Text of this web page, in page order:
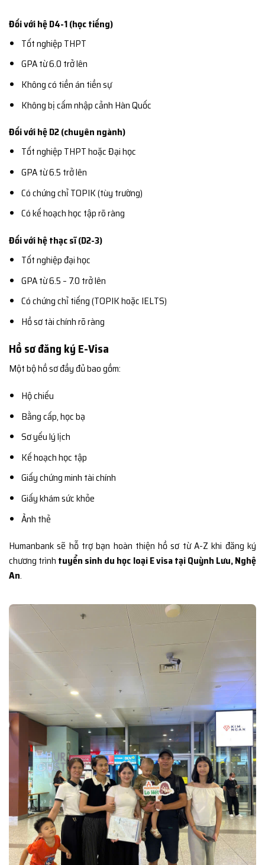
Đối với hệ D4-1 (học tiếng)
Tốt nghiệp THPT
GPA từ 6.0 trở lên
Không có tiền án tiền sự
Không bị cấm nhập cảnh Hàn Quốc
Đối với hệ D2 (chuyên ngành)
Tốt nghiệp THPT hoặc Đại học
GPA từ 6.5 trở lên
Có chứng chỉ TOPIK (tùy trường)
Có kế hoạch học tập rõ ràng
Đối với hệ thạc sĩ (D2-3)
Tốt nghiệp đại học
GPA từ 6.5 – 7.0 trở lên
Có chứng chỉ tiếng (TOPIK hoặc IELTS)
Hồ sơ tài chính rõ ràng
Hồ sơ đăng ký E-Visa
Một bộ hồ sơ đầy đủ bao gồm:
Hộ chiếu
Bằng cấp, học bạ
Sơ yếu lý lịch
Kế hoạch học tập
Giấy chứng minh tài chính
Giấy khám sức khỏe
Ảnh thẻ
Humanbank sẽ hỗ trợ bạn hoàn thiện hồ sơ từ A-Z khi đăng ký
chương trình tuyển sinh du học loại E visa tại Quỳnh Lưu, Nghệ
An.